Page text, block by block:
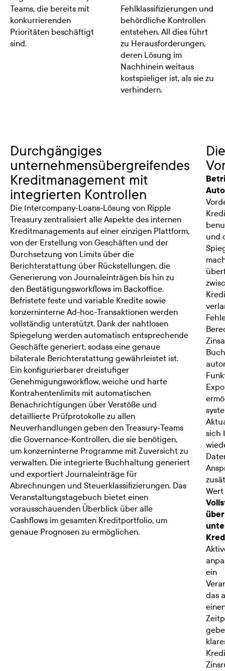
Teams, die bereits mit
konkurrierenden
Prioritäten beschäftigt
sind.
Fehlklassifizierungen und
behördliche Kontrollen
entstehen. All dies führt
zu Herausforderungen,
deren Lösung im
Nachhinein weitaus
kostspieliger ist, als sie zu
verhindern.
Durchgängiges
unternehmensübergreifendes
Kreditmanagement mit
integrierten Kontrollen
Die Intercompany-Loans-Lösung von Ripple
Treasury zentralisiert alle Aspekte des internen
Kreditmanagements auf einer einzigen Plattform,
von der Erstellung von Geschäften und der
Durchsetzung von Limits über die
Berichterstattung über Rückstellungen, die
Generierung von Journaleinträgen bis hin zu
den Bestätigungsworkflows im Backoffice.
Befristete feste und variable Kredite sowie
konzerninterne Ad-hoc-Transaktionen werden
vollständig unterstützt. Dank der nahtlosen
Spiegelung werden automatisch entsprechende
Geschäfte generiert, sodass eine genaue
bilaterale Berichterstattung gewährleistet ist.
Ein konfigurierbarer dreistufiger
Genehmigungsworkflow, weiche und harte
Kontrahentenlimits mit automatischen
Benachrichtigungen über Verstöße und
detaillierte Prüfprotokolle zu allen
Neuverhandlungen geben den Treasury-Teams
die Governance-Kontrollen, die sie benötigen,
um konzerninterne Programme mit Zuversicht zu
verwalten. Die integrierte Buchhaltung generiert
und exportiert Journaleinträge für
Abrechnungen und Steuerklassifizierungen. Das
Veranstaltungstagebuch bietet einen
vorausschauenden Überblick über alle
Cashflows im gesamten Kreditportfolio, um
genaue Prognosen zu ermöglichen.
und
sich
ein
das